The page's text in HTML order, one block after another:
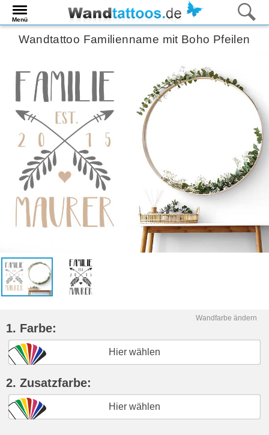
Menü
Wandtattoo Familienname mit Boho Pfeilen
Wandfarbe ändern
1. Farbe:
Hier wählen
2. Zusatzfarbe:
Hier wählen